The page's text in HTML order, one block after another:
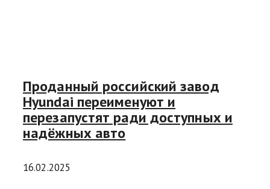
Проданный российский завод
Hyundai переименуют и
перезапустят ради доступных и
надёжных авто
16.02.2025